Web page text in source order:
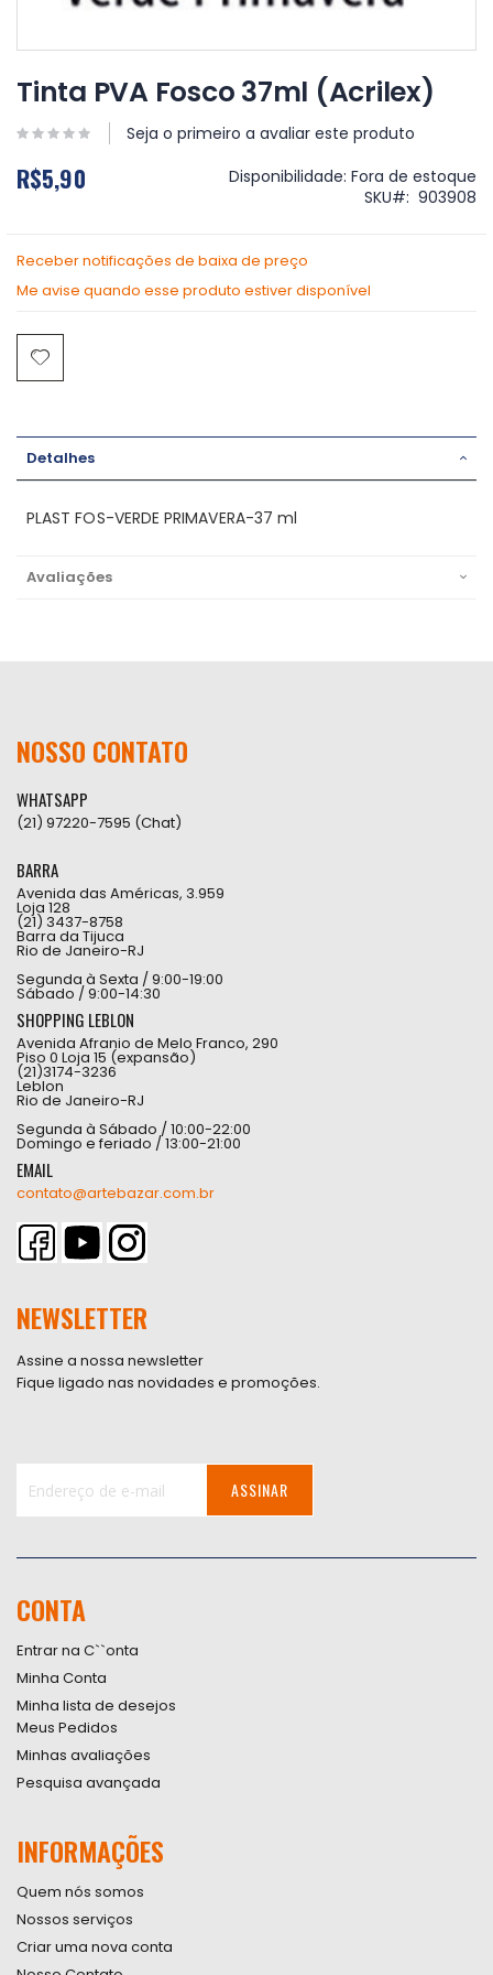
para
o
da
de
Tinta PVA Fosco 37ml (Acrilex)
Seja o primeiro a avaliar este produto
R$5,90 Disponibilidade: Fora de estoque
SKU
903908
Receber notificações de baixa de preço
Me avise quando esse produto estiver disponível
Detalhes
PLAST FOS-VERDE PRIMAVERA-37 ml
Avaliações
NOSSO CONTATO
WHATSAPP
(21) 97220-7595 (Chat)
BARRA
Avenida das Américas, 3.959
Loja 128
(21) 3437-8758
Barra da Tijuca
Rio de Janeiro-RJ
Segunda à Sexta / 9:00-19:00
Sábado / 9:00-14:30
SHOPPING LEBLON
Avenida Afranio de Melo Franco, 290
Piso 0 Loja 15 (expansão)
(21)3174-3236
Leblon
Rio de Janeiro-RJ
Segunda à Sábado / 10:00-22:00
Domingo e feriado / 13:00-21:00
EMAIL
contato@artebazar.com.br
NEWSLETTER
Assine a nossa newsletter
Fique ligado nas novidades e promoções.
Newsletter:
ASSINAR
CONTA
Entrar na C``onta
Minha Conta
Minha lista de desejos
Meus Pedidos
Minhas avaliações
Pesquisa avançada
INFORMAÇÕES
Quem nós somos
Nossos serviços
Criar uma nova conta